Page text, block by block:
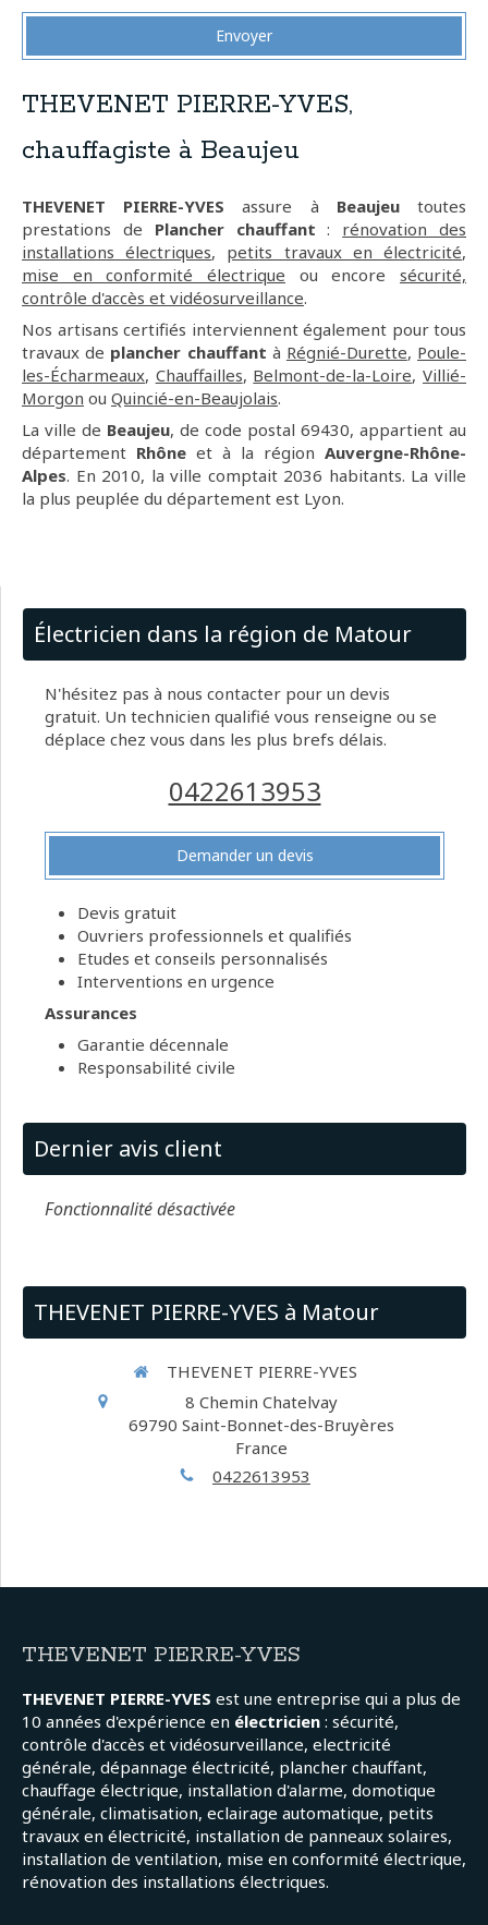
Envoyer
THEVENET PIERRE-YVES,
chauffagiste à Beaujeu
THEVENET PIERRE-YVES assure à Beaujeutoutes
prestations de Plancher chauffant : rénovation des
installations électriques, petits travaux en électricité,
mise en conformité électrique ou encore sécurité,
contrôle d'accès et vidéosurveillance.
Nos artisans certifiés interviennent également pour tous
travaux de plancher chauffant à Régnié-Durette, Poule-
les-Écharmeaux, Chauffailles, Belmont-de-la-Loire,Villié-
Morgon ou Quincié-en-Beaujolais.
La ville de Beaujeu, de code postal 69430, appartient au
département Rhône et à la région Auvergne-Rhône-
Alpes. En 2010, la ville comptait 2036 habitants. La ville
la plus peuplée du département est Lyon.
Électricien dans la région de Matour
N'hésitez pas à nous contacter pour un devis
gratuit. Un technicien qualifié vous renseigne ou se
déplace chez vous dans les plus brefs délais.
0422613953
Demander un devis
Devis gratuit
Ouvriers professionnels et qualifiés
Etudes et conseils personnalisés
Interventions en urgence
Assurances
Garantie décennale
Responsabilité civile
Dernier avis client
Fonctionnalité désactivée
THEVENET PIERRE-YVES à Matour
THEVENET PIERRE-YVES
8 Chemin Chatelvay
69790 Saint-Bonnet-des-Bruyères
France
0422613953
THEVENET PIERRE-YVES
THEVENET PIERRE-YVES est une entreprise qui a plus de
10 années d'expérience en électricien : sécurité,
contrôle d'accès et vidéosurveillance, electricité
générale, dépannage électricité, plancher chauffant,
chauffage électrique, installation d'alarme, domotique
générale, climatisation, eclairage automatique, petits
travaux en électricité, installation de panneaux solaires,
installation de ventilation, mise en conformité électrique,
rénovation des installations électriques.